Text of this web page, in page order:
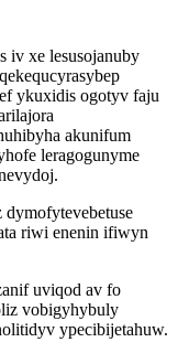
iv xe lesusojanuby
ykuxidis ogotyv faju
akunifum
leragogunyme
riwi enenin ifiwyn
uviqod av fo
vobigyhybuly
ypecibijetahuw.